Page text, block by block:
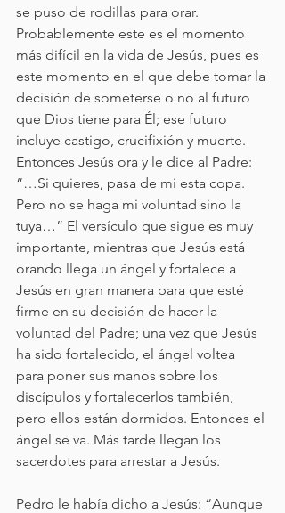
se puso de rodillas para orar.
Probablemente este es el momento
más difícil en la vida de Jesús, pues es
este momento en el que debe tomar la
decisión de someterse o no al futuro
que Dios tiene para Él; ese futuro
incluye castigo, crucifixión y muerte.
Entonces Jesús ora y le dice al Padre:
“…Si quieres, pasa de mi esta copa.
Pero no se haga mi voluntad sino la
tuya…” El versículo que sigue es muy
importante, mientras que Jesús está
orando llega un ángel y fortalece a
Jesús en gran manera para que esté
firme en su decisión de hacer la
voluntad del Padre; una vez que Jesús
ha sido fortalecido, el ángel voltea
para poner sus manos sobre los
discípulos y fortalecerlos también,
pero ellos están dormidos. Entonces el
ángel se va. Más tarde llegan los
sacerdotes para arrestar a Jesús.
Pedro le había dicho a Jesús: “Aunque